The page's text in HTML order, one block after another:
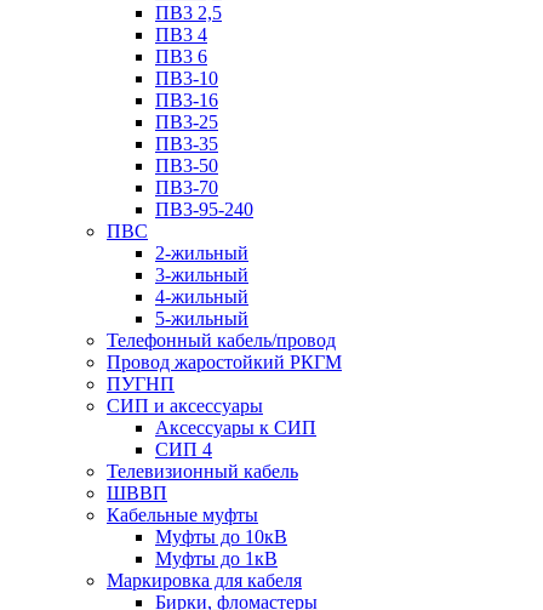
ПВ3 2,5
ПВ3 4
ПВ3 6
ПВ3-10
ПВ3-16
ПВ3-25
ПВ3-35
ПВ3-50
ПВ3-70
ПВ3-95-240
ПВС
2-жильный
3-жильный
4-жильный
5-жильный
Телефонный кабель/провод
Провод жаростойкий РКГМ
ПУГНП
СИП и аксессуары
Аксессуары к СИП
СИП 4
Телевизионный кабель
ШВВП
Кабельные муфты
Муфты до 10кВ
Муфты до 1кВ
Маркировка для кабеля
Бирки, фломастеры